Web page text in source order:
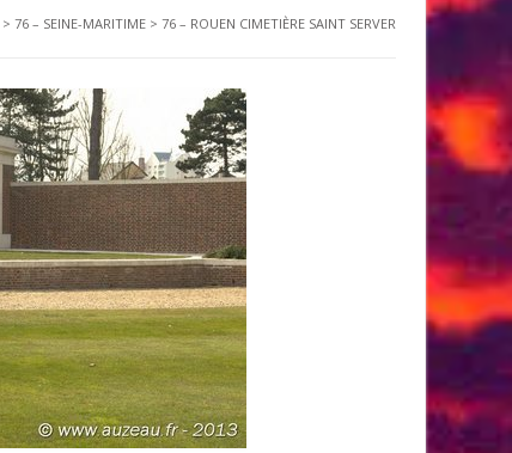
> 76 – SEINE-MARITIME > 76 – ROUEN CIMETIÈRE SAINT SERVER